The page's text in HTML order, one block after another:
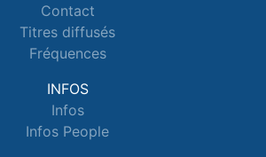
Contact
Titres diffusés
Fréquences
INFOS
Infos
Infos People